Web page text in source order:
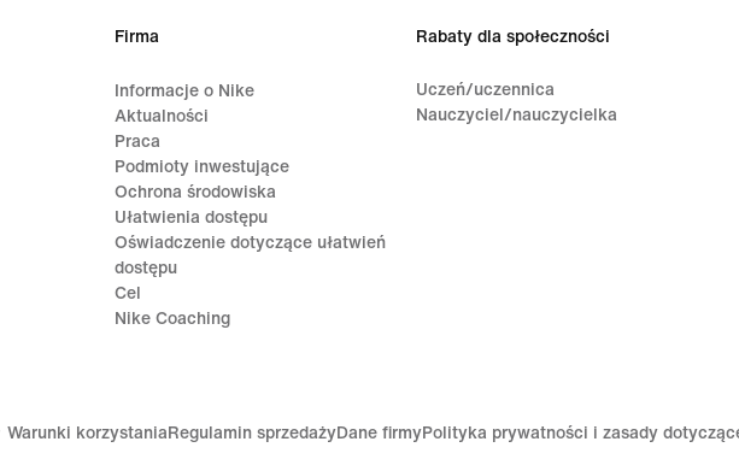
Firma
Informacje o Nike
Aktualności
Praca
Podmioty inwestujące
Ochrona środowiska
Ułatwienia dostępu
Oświadczenie dotyczące ułatwień
dostępu
Cel
Nike Coaching
Rabaty dla społeczności
Uczeń/uczennica
Nauczyciel/nauczycielka
Warunki korzystania Regulamin sprzedażyDane firmyPolityka prywatności i zasady